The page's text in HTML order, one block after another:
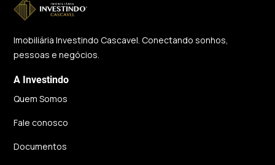
Imobiliária Investindo Cascavel. Conectando sonhos,
pessoas e negócios.
A Investindo
Quem Somos
Fale conosco
Documentos